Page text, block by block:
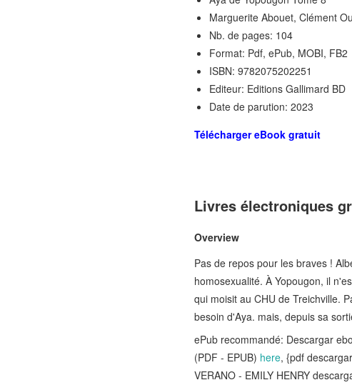
Marguerite Abouet, Clément
Nb. de pages: 104
Format: Pdf, ePub, MOBI, FB2
ISBN: 9782075202251
Editeur: Editions Gallimard BD
Date de parution: 2023
Télécharger eBook gratuit
Livres électroniques
Overview
Pas de repos pour les braves !
homosexualité. À Yopougon, il
qui moisit au CHU de Treichville.
besoin d'Aya. mais, depuis sa
ePub recommandé: Descargar
(PDF - EPUB) here, {pdf
VERANO - EMILY HENRY